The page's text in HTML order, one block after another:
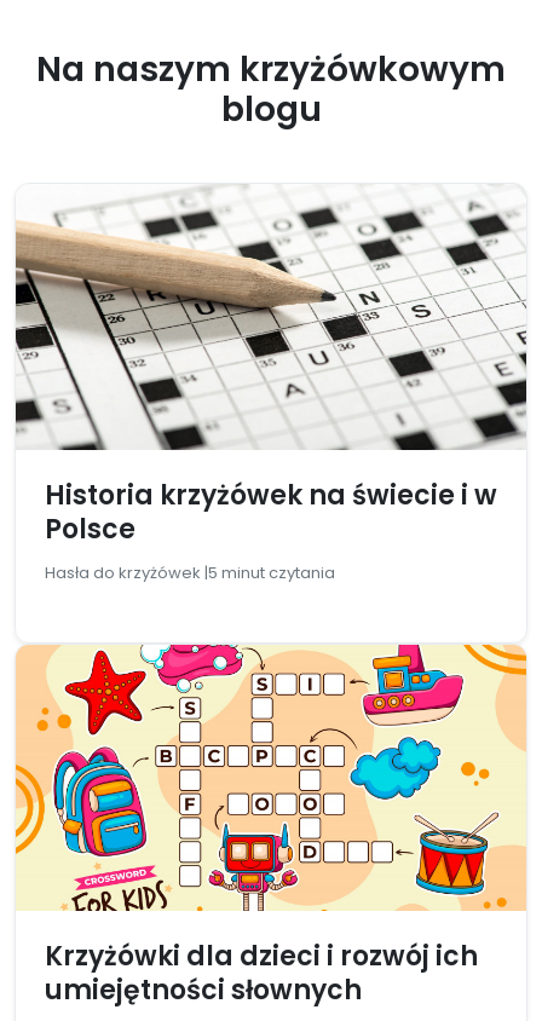
Na naszym krzyżówkowym
blogu
Historia krzyżówek na świecie i w
Polsce
Hasła do krzyżówek |5 minut czytania
Krzyżówki dla dzieci i rozwój ich
umiejętności słownych